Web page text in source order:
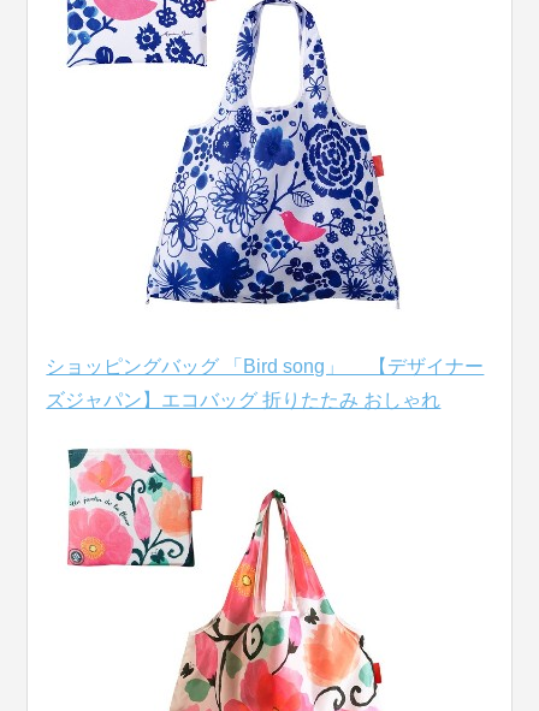
ショッピングバッグ 「Bird song」 【デザイナー
ズジャパン】エコバッグ 折りたたみ おしゃれ